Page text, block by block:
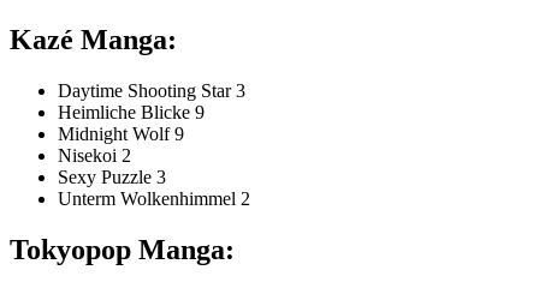
Kazé Manga:
Daytime Shooting Star 3
Heimliche Blicke 9
Midnight Wolf 9
Nisekoi 2
Sexy Puzzle 3
Unterm Wolkenhimmel 2
Tokyopop Manga: